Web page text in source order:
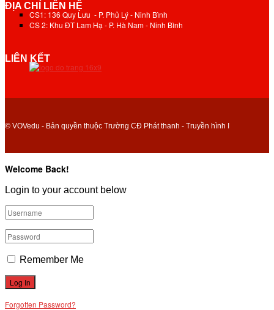
ĐỊA CHỈ LIÊN HỆ
CS1: 136 Quy Lưu - P. Phủ Lý - Ninh Bình
CS 2: Khu ĐT Lam Hạ - P. Hà Nam - Ninh Bình
LIÊN KẾT
© VOVedu - Bản quyền thuộc Trường CĐ Phát thanh - Truyền hình I
Welcome Back!
Login to your account below
Remember Me
Forgotten Password?